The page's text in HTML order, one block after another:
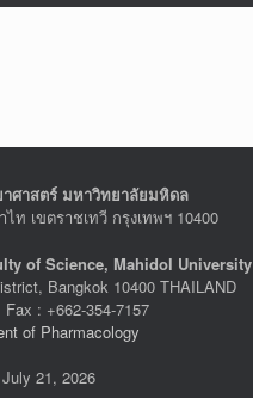
ศาสตร์ มหาวิทยาลัยมหิดล
เขตราชเทวี กรุงเทพฯ 10400
of Science, Mahidol University
Bangkok 10400 THAILAND
: +662-354-7157
of Pharmacology
21, 2026